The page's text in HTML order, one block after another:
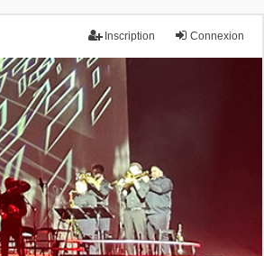
Connexion
Inscription